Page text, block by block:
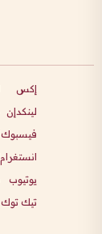
إكس
لينكدإن
فيسبوك
انستغرام
يوتيوب
تيك توك